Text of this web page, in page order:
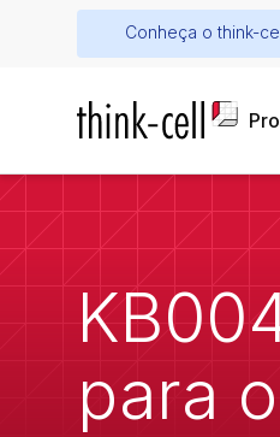
Conheça o think-
para